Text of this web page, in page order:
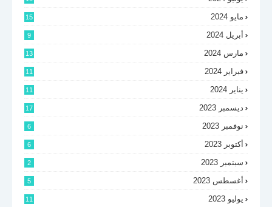
مايو 2024 15
أبريل 2024 9
مارس 2024 13
فبراير 2024 11
يناير 2024 11
ديسمبر 2023 17
نوفمبر 2023 6
أكتوبر 2023 6
سبتمبر 2023 2
أغسطس 2023 5
يوليو 2023 11